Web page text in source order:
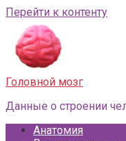
Перейти к контенту
Головной мозг
Данные о строении
Анатомия